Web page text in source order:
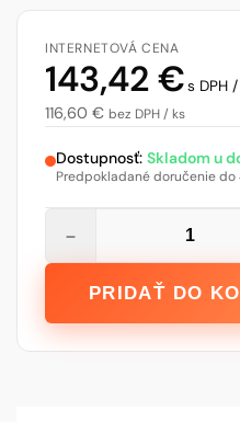
INTERNETOVÁ CENA
143,42€s DPH
116,60 € bez DPH / ks
Dostupnosť: Skladom u
Predpokladané doručenie
OMAN
TERMO
−
PRIDAŤ DO